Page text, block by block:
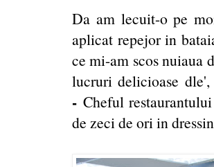
Da am lecuit-o pe
aplicat repejor in
ce mi-am scos nuiaua
lucruri delicioase
- Cheful
de zeci de ori in